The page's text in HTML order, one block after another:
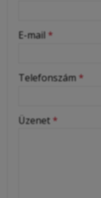
-
-
E-mail *
Telefonszám *
Üzenet *